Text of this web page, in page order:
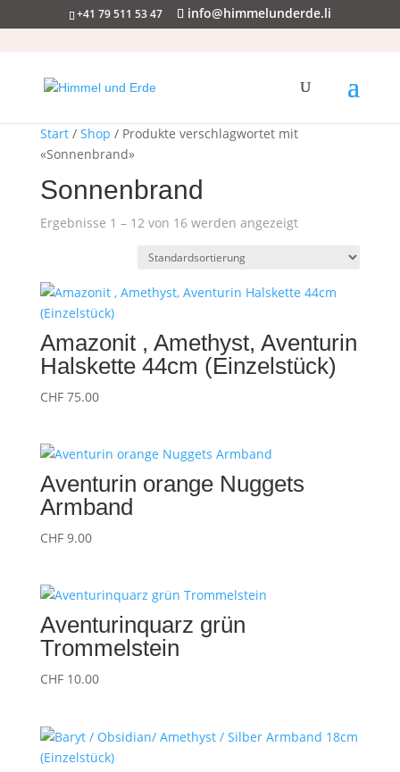
+41 79 511 53 47 info@himmelunderde.li
Start/ Shop / Produkte verschlagwortet mit
«Sonnenbrand»
Sonnenbrand
Ergebnisse 1 – 12 von 16 werden angezeigt
Amazonit , Amethyst, Aventurin
Halskette 44cm (Einzelstück)
CHF75.00
Aventurin orange Nuggets
Armband
CHF9.00
Aventurinquarz grün
Trommelstein
CHF10.00